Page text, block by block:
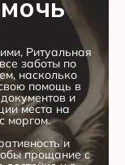
Ритуальная
заботы по
насколько
помощь в
и
места на
моргом.
и
прощание с